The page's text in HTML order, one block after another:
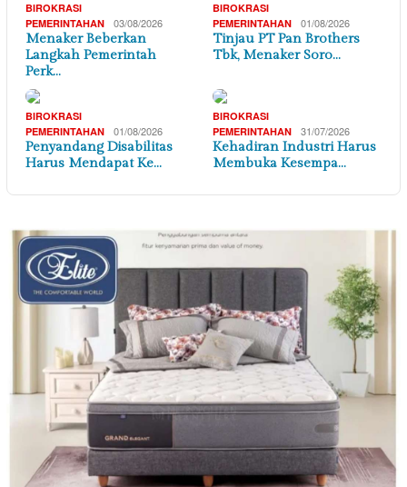
BIROKRASI
PEMERINTAHAN
03/08/2026
Menaker Beberkan
Langkah Pemerintah
Perk…
BIROKRASI
PEMERINTAHAN
01/08/2026
Tinjau PT Pan Brothers
Tbk, Menaker Soro…
BIROKRASI
PEMERINTAHAN
01/08/2026
Penyandang Disabilitas
Harus Mendapat Ke…
BIROKRASI
PEMERINTAHAN
31/07/2026
Kehadiran Industri Harus
Membuka Kesempa…